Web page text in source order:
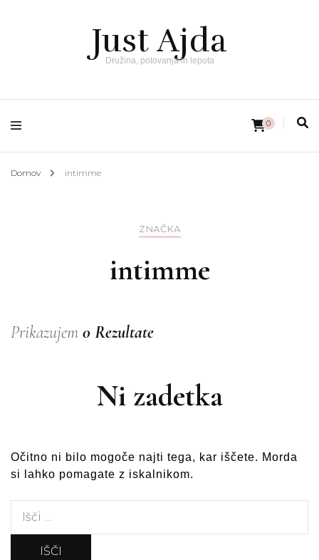
Just Ajda
Družina, potovanja in lepota
0
Domov intimme
ZNAČKA
intimme
Prikazujem 0 Rezultate
Ni zadetka
Očitno ni bilo mogoče najti tega, kar iščete. Morda
si lahko pomagate z iskalnikom.
Išči: